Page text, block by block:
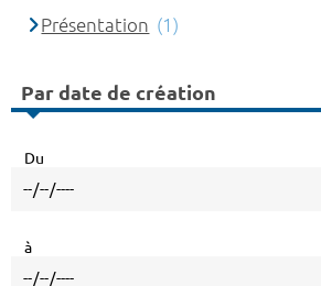
Présentation (1)
Par date de création
Du
à